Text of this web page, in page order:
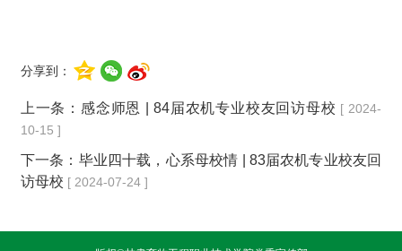
分享到：
上一条：感念师恩 | 84届农机专业校友回访母校 [ 2024-
10-15 ]
下一条： 毕业四十载，心系母校情 | 83届农机专业校友回
访母校 [ 2024-07-24 ]